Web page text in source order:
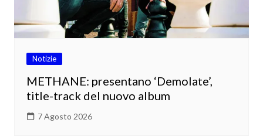
Notizie
METHANE: presentano ‘Demolate’,
title-track del nuovo album
7 Agosto 2026